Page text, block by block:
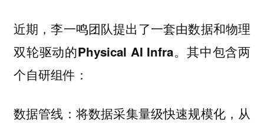
近期，李一鸣团队提出了一套由数据和物理
双轮驱动的Physical AI Infra。其中包含两
个自研组件：
数据管线 ：将数据采集量级快速规模化，从